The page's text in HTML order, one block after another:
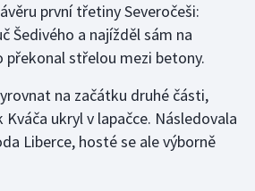
první třetiny Severočeši:
Šedivého a najížděl sám na
překonal střelou mezi betony.
na začátku druhé části,
Kváča ukryl v lapačce. Následovala
Liberce, hosté se ale výborně